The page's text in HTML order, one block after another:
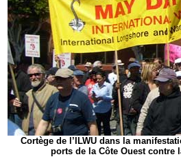
Cortège de l’ILWU dans la
ports de la Côte Ouest contre